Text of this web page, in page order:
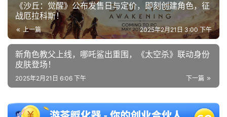
《沙丘：觉醒》公布发售日与定价，即刻创建角色，征
战厄拉科斯！
上一篇 2025年2月21日 3:00 下午
新角色教父上线，哪吒鲨出重围，《太空杀》联动身份
皮肤登场！
下一篇
2025年2月21日 6:06 下午